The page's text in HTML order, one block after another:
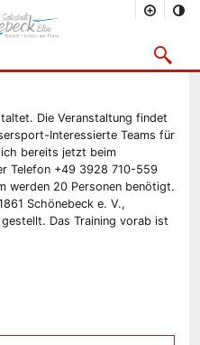
Freizeit Kalender
Die Veranstaltung findet
Interessierte Teams für
bereits jetzt beim
Telefon +49 3928 710-559
werden 20 Personen benötigt.
Schönebeck e. V.,
Das Training vorab ist